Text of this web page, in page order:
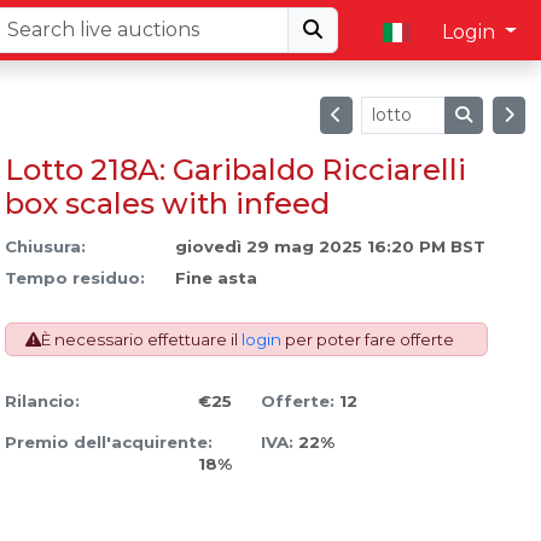
Login
Lotto 218A: Garibaldo Ricciarelli
box scales with infeed
Chiusura:
giovedì 29 mag 2025 16:20 PM BST
Tempo residuo:
Fine asta
È necessario effettuare il login per poter fare offerte
Rilancio: €25 Offerte: 12
Premio dell'acquirente:
18%
IVA: 22%